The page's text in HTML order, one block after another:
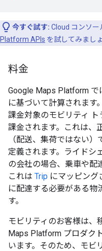
今すぐ試す: Cloud コンソー
Platform APIs を試してみましょ
料金
Google Maps Platform
に基づいて計算されます
課金対象のモビリティ
課金されます。これは、
（配送、集荷ではない
定義されます。ライドシ
の会社の場合、乗車や配
これは Trip にマッピング
に配達する必要がある物
す。
モビリティのお客様は、
Maps Platform プロダク
います。そのため、モビ